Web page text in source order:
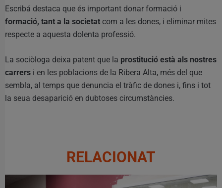
Escribá destaca que és important donar formació i
formació, tant a la societat com a les dones, i eliminar mites
respecte a aquesta dolenta professió.
La sociòloga deixa patent que la prostitució està als nostres
carrers i en les poblacions de la Ribera Alta, més del que
sembla, al temps que denuncia el tràfic de dones i, fins i tot
la seua desaparició en dubtoses circumstàncies.
RELACIONAT